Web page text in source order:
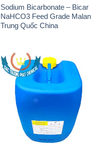
Sodium Bicarbonate – Bicar
NaHCO3 Feed Grade Malan
Trung Quốc China